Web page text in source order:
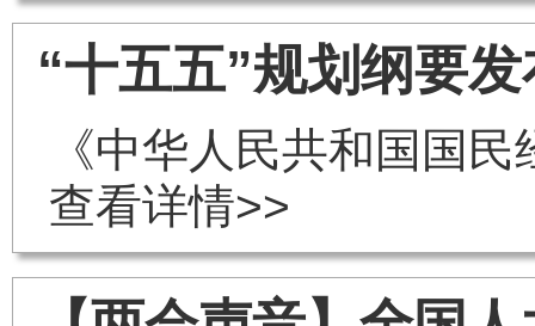
“十五五”规划纲要
《中华人民共和国国
查看详情>>